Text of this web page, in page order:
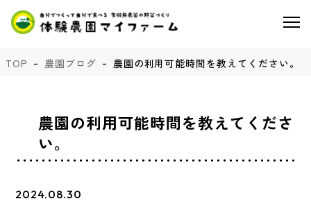
TOP 農園ブログ 農園の利用可能時間を教えてください。
農園の利用可能時間を教えてくださ
い。
2024.08.30